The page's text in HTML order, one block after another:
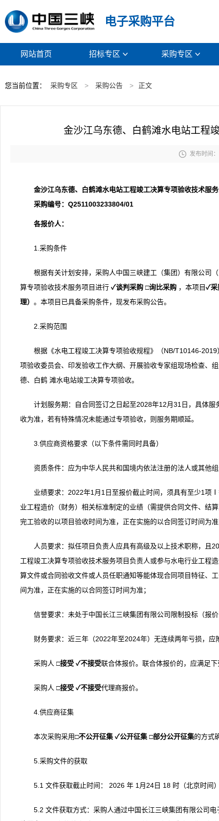
电子采购平台
网站首页 招标专区  采购专区 
您当前位置： 采购专区 > 采购公告 > 正文
金沙江乌东德、白鹤滩水电站工程
 发布时间
金沙江乌东德、白鹤滩水电站工程竣工决算专项验收技术服
采购编号：Q2511003233804/01
各报价人：
1.采购条件
根据有关计划安排，采购人中国三峡建工（集团）有限公司
算专项验收技术服务项目进行 ✓谈判采购 □询比采购 ，本项目✓采
理） 。本项目已具备采购条件，现发布采购公告。
2.采购范围
根据《水电工程竣工决算专项验收规程》（NB/T10146-
项验收委员会、印发验收工作大纲、开展验收专家组现场检查、
德、白鹤 滩水电站竣工决算专项验收。
计划服务期：自合同签订之日起至2028年12月31日，具体
收为准，若有特殊情况未能通过专项验收，则服务期顺延。
3.供应商资格要求（以下条件需同时具备）
资质条件：应为中华人民共和国境内依法注册的法人或其他
业绩要求：2022年1月1日至报价截止时间，须具有至少1项
业工程造价（财务）相关标准制定的业绩（需提供合同文件、结
完工验收的以项目验收时间为准，正在实施的以合同签订时间为
人员要求：拟任项目负责人应具有高级及以上技术职称，
工程竣工决算专项验收技术服务项目负责人或参与水电行业工程
算文件或合同验收文件或人员任职通知等能体现合同项目特征、
间为准，正在实施的以合同签订时间为准；
信誉要求：未处于中国长江三峡集团有限公司限制投标（报
财务要求：近三年（2022年至2024年）无连续两年亏损，
采购人 □接受 ✓不接受联合体报价。联合体报价的，应满足
采购人 □接受 ✓不接受代理商报价。
4.供应商征集
本次采购采用□不公开征集 ✓公开征集 □部分公开征集的方式
5.采购文件的获取
5.1 文件获取截止时间： 2026 年 1月24日 18 时（北京时间
5.2 文件获取方式：采购人通过中国长江三峡集团有限公司